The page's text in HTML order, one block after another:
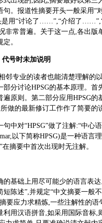
句。报道性摘要开头一般采
是用“讨论了……”,“介绍了
非常普遍。关于这一点,各出
。
号时未加说明
邻专业的读者也能清楚理解的
分讨论HPSG的基本原理。
原则。第二部分应用HPSG
做的最新修订工作作了简要的
中对“HPSG”做了注解:“中心
以下简称HPSG)是一种语
摘要中首次出现时无注解。
的基础上用尽可能少的语言表
陈述”,并规定“中文摘要一般
要应力求精炼,一些注解性的
利用汉语拼音,如采用国际音标